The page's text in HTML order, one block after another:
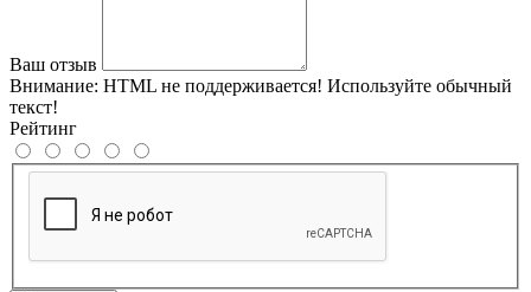
Ваш отзыв
Внимание: HTML не поддерживается! Используйте обычный
текст!
Рейтинг